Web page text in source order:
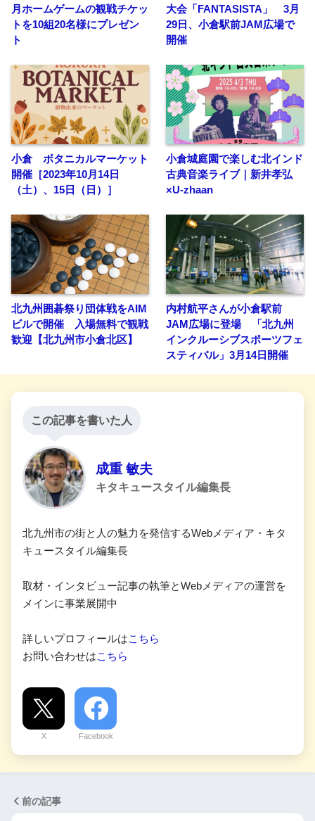
月ホームゲームの観戦チケッ
トを10組20名様にプレゼン
ト
大会「FANTASISTA」 3月
29日、小倉駅前JAM広場で
開催
小倉 ボタニカルマーケット
開催［2023年10月14日
（土）、15日（日）］
小倉城庭園で楽しむ北インド
古典音楽ライブ｜新井孝弘
×U-zhaan
北九州囲碁祭り団体戦をAIM
ビルで開催 入場無料で観戦
歓迎【北九州市小倉北区】
内村航平さんが小倉駅前
JAM広場に登場 「北九州
インクルーシブスポーツフェ
スティバル」3月14日開催
この記事を書いた人
成重 敏夫
キタキュースタイル編集長
北九州市の街と人の魅力を発信するWebメディア・キタ
キュースタイル編集長
取材・インタビュー記事の執筆とWebメディアの運営を
メインに事業展開中
詳しいプロフィールはこちら
お問い合わせはこちら
X Facebook
前の記事